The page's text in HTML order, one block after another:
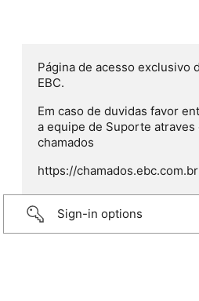
Página de acesso exclusivo
EBC.
Em caso de duvidas favor
a equipe de Suporte atraves
chamados
https://chamados.ebc.com.br
Sign-in options